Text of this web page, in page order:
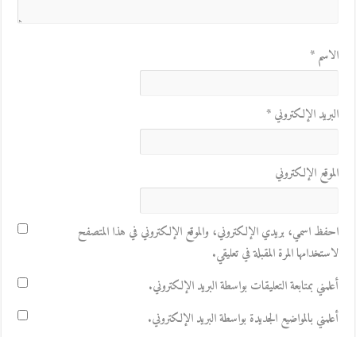
الاسم*
البريد الإلكتروني*
الموقع الإلكتروني
احفظ اسمي، بريدي الإلكتروني، والموقع الإلكتروني في هذا المتصفح
لاستخدامها المرة المقبلة في تعليقي.
أعلمني بمتابعة التعليقات بواسطة البريد الإلكتروني.
أعلمني بالمواضيع الجديدة بواسطة البريد الإلكتروني.